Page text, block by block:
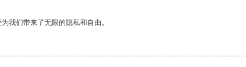
我们带来了无限的隐私和自由。